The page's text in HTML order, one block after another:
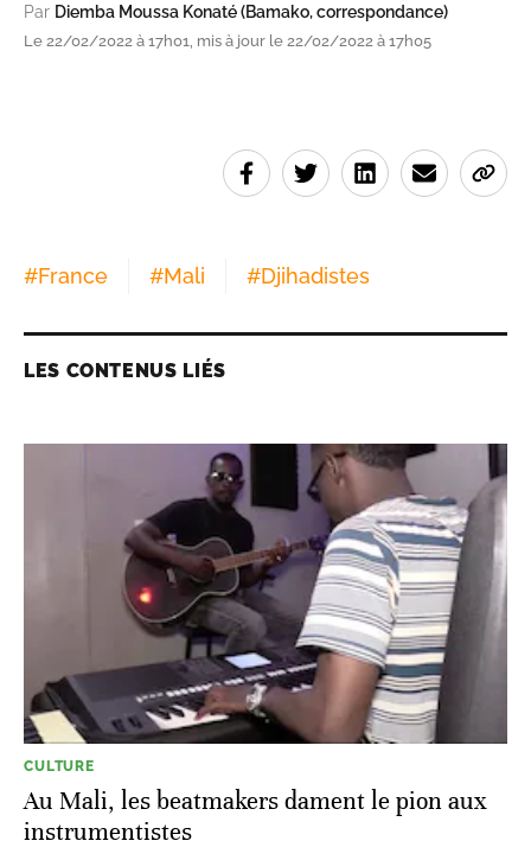
Par Diemba Moussa Konaté (Bamako, correspondance)
Le 22/02/2022 à 17h01, mis à jour le 22/02/2022 à 17h05
#France #Mali #Djihadistes
LES CONTENUS LIÉS
CULTURE
Au Mali, les beatmakers dament le pion aux
instrumentistes